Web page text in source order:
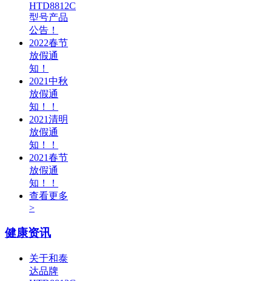
HTD8812C
型号产品
公告！
2022春节
放假通
知！
2021中秋
放假通
知！！
2021清明
放假通
知！！
2021春节
放假通
知！！
查看更多
>
健康资讯
关于和泰
达品牌